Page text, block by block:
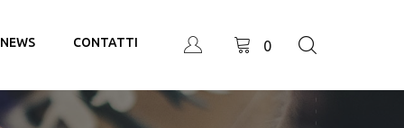
NEWS CONTATTI 0